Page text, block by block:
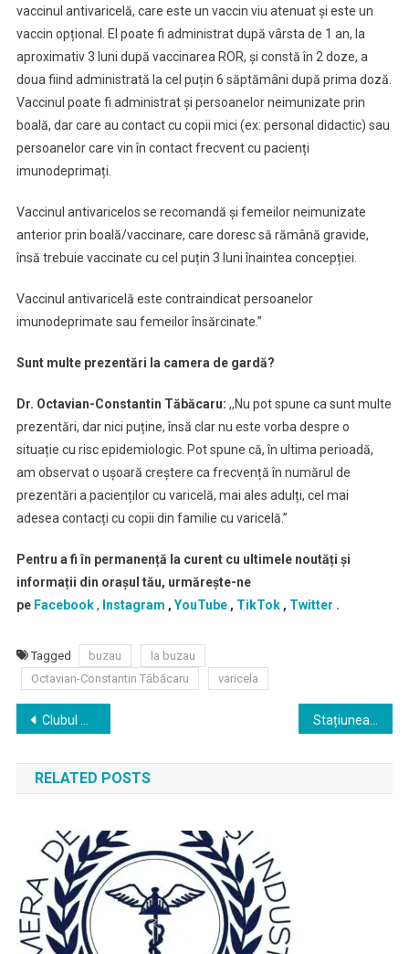
vaccinul antivaricelă, care este un vaccin viu atenuat și este un
vaccin opțional. El poate fi administrat după vârsta de 1 an, la
aproximativ 3 luni după vaccinarea ROR, și constă în 2 doze, a
doua fiind administrată la cel puțin 6 săptămâni după prima doză.
Vaccinul poate fi administrat și persoanelor neimunizate prin
boală, dar care au contact cu copii mici (ex: personal didactic) sau
persoanelor care vin în contact frecvent cu pacienți
imunodeprimați.
Vaccinul antivaricelos se recomandă și femeilor neimunizate
anterior prin boală/vaccinare, care doresc să rămână gravide,
însă trebuie vaccinate cu cel puțin 3 luni înaintea concepției.
Vaccinul antivaricelă este contraindicat persoanelor
imunodeprimate sau femeilor însărcinate.”
Sunt multe prezentări la camera de gardă?
Dr. Octavian-Constantin Tăbăcaru: ,,Nu pot spune ca sunt multe
prezentări, dar nici puține, însă clar nu este vorba despre o
situație cu risc epidemiologic. Pot spune că, în ultima perioadă,
am observat o ușoară creștere ca frecvență în numărul de
prezentări a pacienților cu varicelă, mai ales adulți, cel mai
adesea contacți cu copii din familie cu varicelă.”
Pentru a fi în permanență la curent cu ultimele noutăți și
informații din orașul tău, urmărește-ne
pe Facebook, Instagram , YouTube, TikTok , Twitter .
Tagged buzau
la buzau
Octavian-Constantin Tăbăcaru
varicela
Navigare
în
articole
Clubul Sportiv Școlar Buzău angajeaza contabil șef
RELATED POSTS